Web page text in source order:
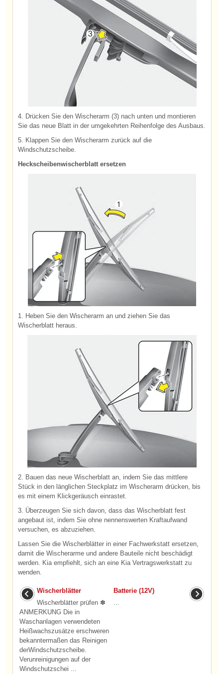
4. Drücken Sie den Wischerarm (3) nach unten und montieren
Sie das neue Blatt in der umgekehrten Reihenfolge des Ausbaus.
5. Klappen Sie den Wischerarm zurück auf die
Windschutzscheibe.
Heckscheibenwischerblatt ersetzen
1. Heben Sie den Wischerarm an und ziehen Sie das
Wischerblatt heraus.
2. Bauen das neue Wischerblatt an, indem Sie das mittlere
Stück in den länglichen Steckplatz im Wischerarm drücken, bis
es mit einem Klickgeräusch einrastet.
3. Überzeugen Sie sich davon, dass das Wischerblatt fest
angebaut ist, indem Sie ohne nennenswerten Kraftaufwand
versuchen, es abzuziehen.
Lassen Sie die Wischerblätter in einer Fachwerkstatt ersetzen,
damit die Wischerarme und andere Bauteile nicht beschädigt
werden. Kia empfiehlt, sich an eine Kia Vertragswerkstatt zu
wenden.
Wischerblätter
Wischerblätter prüfen ✽
ANMERKUNG Die in
Waschanlagen verwendeten
Heißwachszusätze erschweren
bekanntermaßen das Reinigen
derWindschutzscheibe.
Verunreinigungen auf der
Windschutzschei ...
Batterie (12V)
...